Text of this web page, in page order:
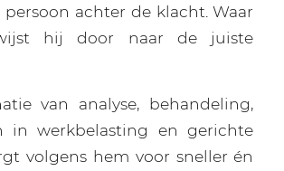
achter de klacht. Waar
hij door naar de juiste
van analyse, behandeling,
in werkbelasting en gerichte
volgens hem voor sneller én